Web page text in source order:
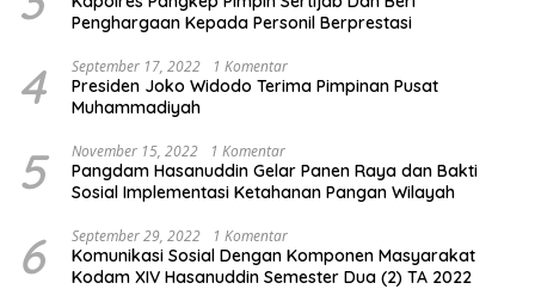
Penghargaan Kepada Personil Berprestasi
4 September 17, 2022 1 Komentar
Presiden Joko Widodo Terima Pimpinan Pusat
Muhammadiyah
5 November 15, 2022 1 Komentar
Pangdam Hasanuddin Gelar Panen Raya dan Bakti
Sosial Implementasi Ketahanan Pangan Wilayah
6 September 29, 2022 1 Komentar
Komunikasi Sosial Dengan Komponen Masyarakat
Kodam XIV Hasanuddin Semester Dua (2) TA 2022